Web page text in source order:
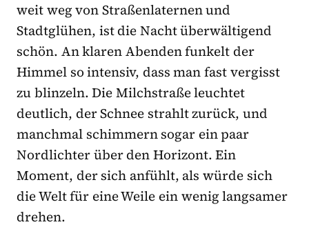
weit weg von Straßenlaternen und
Stadtglühen, ist die Nacht überwältigend
schön. An klaren Abenden funkelt der
Himmel so intensiv, dass man fast vergisst
zu blinzeln. Die Milchstraße leuchtet
deutlich, der Schnee strahlt zurück, und
manchmal schimmern sogar ein paar
Nordlichter über den Horizont. Ein
Moment, der sich anfühlt, als würde sich
die Welt für eine Weile ein wenig langsamer
drehen.